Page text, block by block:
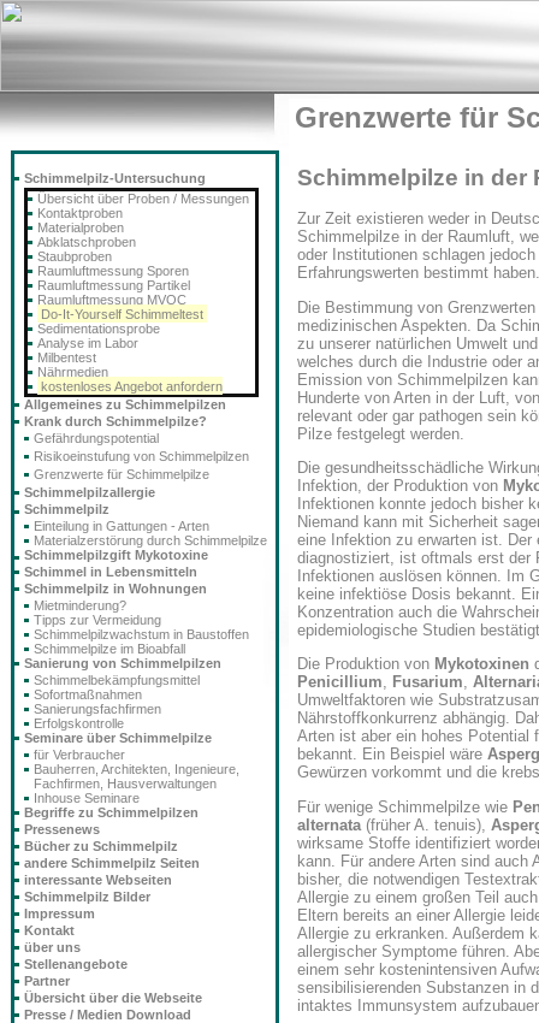
Grenzwerte für
Schimmelpilze in der
Zur Zeit existieren weder in
Schimmelpilze in der Raumluft,
oder Institutionen schlagen
Erfahrungswerten bestimmt haben.
Die Bestimmung von
medizinischen Aspekten. Da
zu unserer natürlichen Umwelt
welches durch die Industrie oder
Emission von Schimmelpilzen
Hunderte von Arten in der Luft,
relevant oder gar pathogen sein
Pilze festgelegt werden.
Die gesundheitsschädliche
Infektion, der Produktion von
Infektionen konnte jedoch bisher
Niemand kann mit Sicherheit
eine Infektion zu erwarten ist.
diagnostiziert, ist oftmals erst der
Infektionen auslösen können. Im
keine infektiöse Dosis bekannt.
Konzentration auch die
epidemiologische Studien
Die Produktion von Mykotoxinen
Penicillium, Fusarium,
Umweltfaktoren wie
Nährstoffkonkurrenz abhängig.
Arten ist aber ein hohes Potential
bekannt. Ein Beispiel wäre
Gewürzen vorkommt und die
Für wenige Schimmelpilze wie
alternata (früher A. tenuis),
wirksame Stoffe identifiziert
kann. Für andere Arten sind auch
bisher, die notwendigen
Allergie zu einem großen Teil
Eltern bereits an einer Allergie
Allergie zu erkranken. Außerdem
allergischer Symptome führen.
einem sehr kostenintensiven
sensibilisierenden Substanzen in
intaktes Immunsystem
Schimmelpilz-Untersuchung
Übersicht über Proben / Messungen
Kontaktproben
Materialproben
Abklatschproben
Staubproben
Raumluftmessung Sporen
Raumluftmessung Partikel
Raumluftmessung MVOC
Do-It-Yourself Schimmeltest
Sedimentationsprobe
Analyse im Labor
Milbentest
Nährmedien
kostenloses Angebot anfordern
Allgemeines zu Schimmelpilzen
Krank durch Schimmelpilze?
Gefährdungspotential
Risikoeinstufung von Schimmelpilzen
Grenzwerte für Schimmelpilze
Schimmelpilzallergie
Schimmelpilz
Einteilung in Gattungen - Arten
Materialzerstörung durch Schimmelpilze
Schimmelpilzgift Mykotoxine
Schimmel in Lebensmitteln
Schimmelpilz in Wohnungen
Mietminderung?
Tipps zur Vermeidung
Schimmelpilzwachstum in Baustoffen
Schimmelpilze im Bioabfall
Sanierung von Schimmelpilzen
Schimmelbekämpfungsmittel
Sofortmaßnahmen
Sanierungsfachfirmen
Erfolgskontrolle
Seminare über Schimmelpilze
für Verbraucher
Bauherren, Architekten, Ingenieure,
Fachfirmen, Hausverwaltungen
Inhouse Seminare
Begriffe zu Schimmelpilzen
Pressenews
Bücher zu Schimmelpilz
andere Schimmelpilz Seiten
interessante Webseiten
Schimmelpilz Bilder
Impressum
Kontakt
über uns
Stellenangebote
Partner
Übersicht über die Webseite
Presse / Medien Download